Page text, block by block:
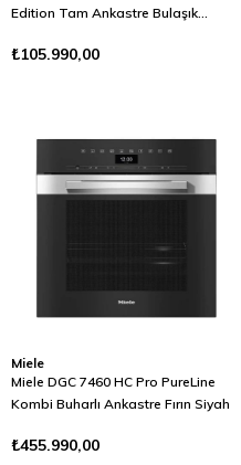
Edition Tam Ankastre Bulaşık
₺105.990,00
Miele
Miele DGC 7460 HC Pro PureLine
Kombi Buharlı Ankastre Fırın Siyah
₺455.990,00